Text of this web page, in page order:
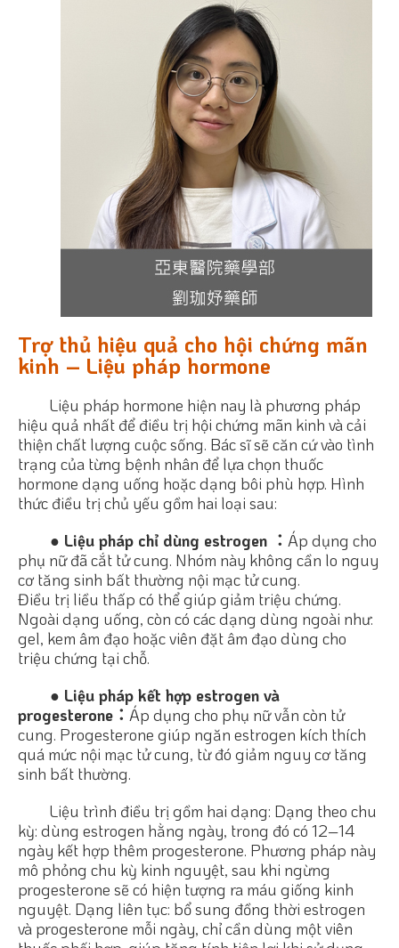
Trợ thủ hiệu quả cho hội chứng mãn
kinh – Liệu pháp hormone
Liệu pháp hormone hiện nay là phương pháp
hiệu quả nhất để điều trị hội chứng mãn kinh và cải
thiện chất lượng cuộc sống. Bác sĩ sẽ căn cứ vào tình
trạng của từng bệnh nhân để lựa chọn thuốc
hormone dạng uống hoặc dạng bôi phù hợp. Hình
thức điều trị chủ yếu gồm hai loại sau:
● Liệu pháp chỉ dùng estrogen ： Áp dụng cho
phụ nữ đã cắt tử cung. Nhóm này không cần lo nguy
cơ tăng sinh bất thường nội mạc tử cung.
Điều trị liều thấp có thể giúp giảm triệu chứng.
Ngoài dạng uống, còn có các dạng dùng ngoài như:
gel, kem âm đạo hoặc viên đặt âm đạo dùng cho
triệu chứng tại chỗ.
● Liệu pháp kết hợp estrogen và
progesterone： Áp dụng cho phụ nữ vẫn còn tử
cung. Progesterone giúp ngăn estrogen kích thích
quá mức nội mạc tử cung, từ đó giảm nguy cơ tăng
sinh bất thường.
Liệu trình điều trị gồm hai dạng: Dạng theo chu
kỳ: dùng estrogen hằng ngày, trong đó có 12–14
ngày kết hợp thêm progesterone. Phương pháp này
mô phỏng chu kỳ kinh nguyệt, sau khi ngừng
progesterone sẽ có hiện tượng ra máu giống kinh
nguyệt. Dạng liên tục: bổ sung đồng thời estrogen
và progesterone mỗi ngày, chỉ cần dùng một viên